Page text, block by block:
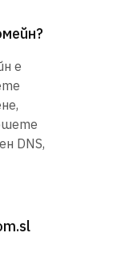
е
DNS,